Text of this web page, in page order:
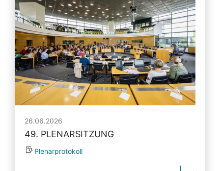
26.06.2026
49. PLENARSITZUNG
Plenarprotokoll